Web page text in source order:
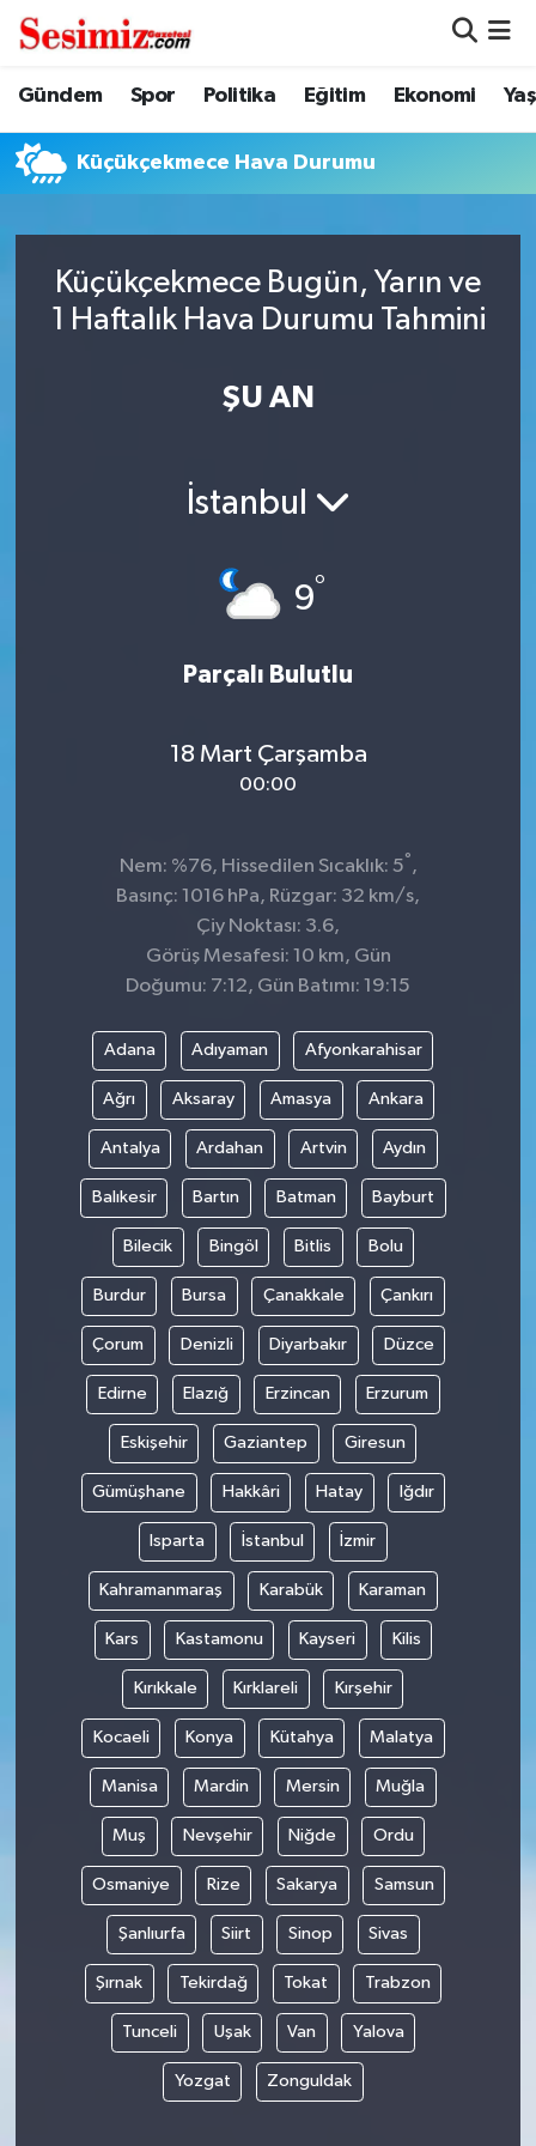
Gündem Spor Politika Eğitim Ekonomi
Küçükçekmece Hava Durumu
Küçükçekmece Bugün, Yarın ve
1 Haftalık Hava Durumu Tahmini
ŞU AN
İstanbul
9°
Parçalı Bulutlu
18 Mart Çarşamba
00:00
Nem: %76, Hissedilen Sıcaklık: 5° ,
Basınç: 1016 hPa, Rüzgar: 32 km/s,
Çiy Noktası: 3.6,
Görüş Mesafesi: 10 km, Gün
Doğumu: 7:12, Gün Batımı: 19:15
Adana Adıyaman Afyonkarahisar
Ağrı Aksaray Amasya Ankara
Antalya Ardahan Artvin Aydın
Balıkesir Bartın Batman Bayburt
Bilecik Bingöl Bitlis Bolu
Burdur Bursa Çanakkale Çankırı
Çorum Denizli Diyarbakır Düzce
Edirne Elazığ Erzincan Erzurum
Eskişehir Gaziantep Giresun
Gümüşhane Hakkâri Hatay Iğdır
Isparta İstanbul İzmir
Kahramanmaraş Karabük Karaman
Kars Kastamonu Kayseri Kilis
Kırıkkale Kırklareli Kırşehir
Kocaeli Konya Kütahya Malatya
Manisa Mardin Mersin Muğla
Muş Nevşehir Niğde Ordu
Osmaniye Rize Sakarya Samsun
Şanlıurfa Siirt Sinop Sivas
Şırnak Tekirdağ Tokat Trabzon
Tunceli Uşak Van Yalova
Yozgat Zonguldak
Dünya
Eğitim
Genel
Gündem
Nöbetçi Eczaneler
Hava Durumu
Trafik Durumu
Süper Lig Puan Durumu ve Fikstür